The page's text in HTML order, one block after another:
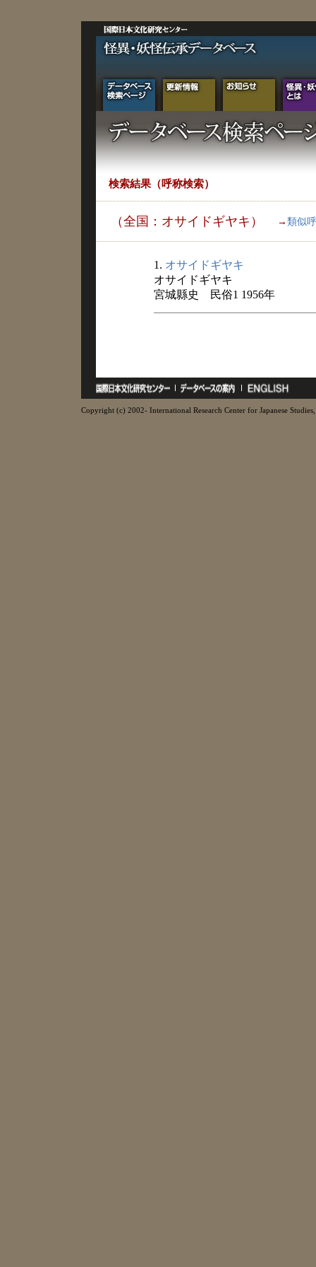
検索結果（呼称検索）
（全国：オサイドギヤキ） → 類似
1. オサイドギヤキ
オサイドギヤキ
宮城縣史 民俗1 1956年
Copyright (c) 2002- International Research Center for Japanese